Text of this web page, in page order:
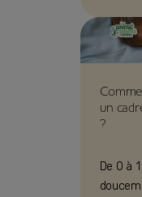
un
?
De 0 à